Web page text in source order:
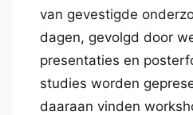
van gevestigde
dagen, gevolgd door
presentaties en
studies worden
daaraan vinden